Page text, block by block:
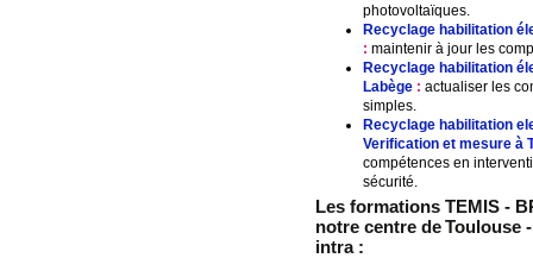
photovoltaïques.
Recyclage habilitation
: maintenir à jour les
Recyclage habilitation
Labège : actualiser les
simples.
Recyclage habilitation
Verification et mesure à
compétences en
sécurité.
Les formations TEMIS -
notre centre deToulouse
intra :